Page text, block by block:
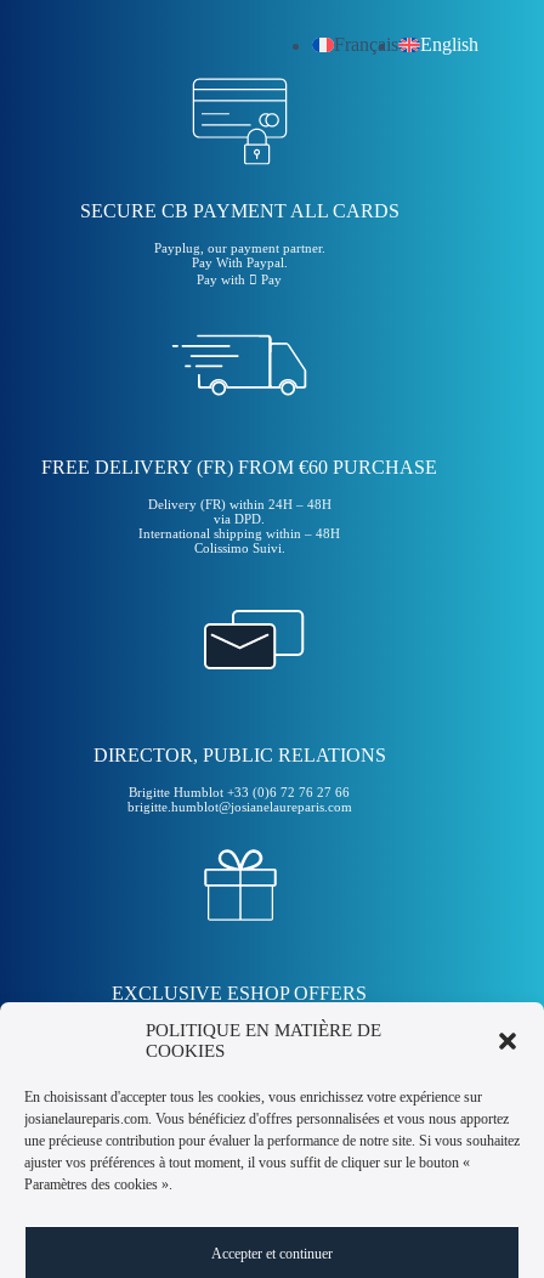
POLITIQUE EN MATIÈRE DE
COOKIES
En choisissant d'accepter tous les cookies, vous enrichissez votre expérience sur
josianelaureparis.com. Vous bénéficiez d'offres personnalisées et vous nous apportez
une précieuse contribution pour évaluer la performance de notre site. Si vous souhaitez
ajuster vos préférences à tout moment, il vous suffit de cliquer sur le bouton «
Paramètres des cookies ».
Accepter et continuer
Français English
SECURE CB PAYMENT ALL CARDS
Payplug, our payment partner.
Pay With Paypal.
Pay with  Pay
FREE DELIVERY (FR) FROM €60 PURCHASE
Delivery (FR) within 24H – 48H
via DPD.
International shipping within – 48H
Colissimo Suivi.
DIRECTOR, PUBLIC RELATIONS
Brigitte Humblot +33 (0)6 72 76 27 66
brigitte.humblot@josianelaureparis.com
EXCLUSIVE ESHOP OFFERS
Subscribe to our free newsletter and receive a 10% off coupon!
Pour recevoir votre coupon